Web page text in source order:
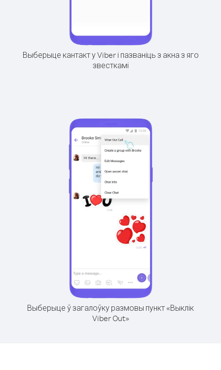
Выберыце кантакт у Viber і пазваніць з акна з яго
звесткамі
Выберыце ў загалоўку размовы пункт «Выклік
Viber Out»